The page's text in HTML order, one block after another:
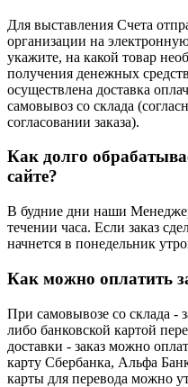
Для выставления Счета
организации на
укажите, на какой товар
получения денежных
осуществлена доставка
самовывоз со склада
согласовании заказа).
Как долго
сайте?
В будние дни наши
течении часа. Если заказ
начнется в понедельник
Как можно оплатить
При самовывозе со склада -
либо банковской картой
доставки - заказ можно
карту Сбербанка, Альфа
карты для перевода можно